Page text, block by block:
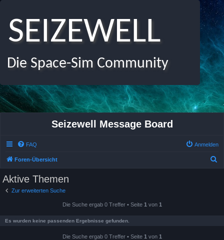
SEIZEWELL
Die Space-Sim Community
Seizewell Message Board
FAQ Anmelden
Foren-Übersicht
Aktive Themen
Zur erweiterten Suche
Die Suche ergab 0 Treffer • Seite 1 von 1
Es wurden keine passenden Ergebnisse gefunden.
Die Suche ergab 0 Treffer • Seite 1 von 1